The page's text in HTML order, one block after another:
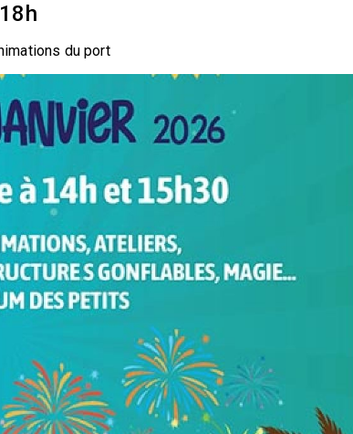
du port